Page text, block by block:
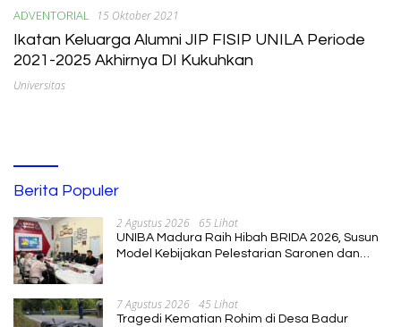
ADVENTORIAL 15 Oktober 2021
Ikatan Keluarga Alumni JIP FISIP UNILA Periode
2021-2025 Akhirnya DI Kukuhkan
Universitas
Berita Populer
2 Agustus 2026 65 Lihat
UNIBA Madura Raih Hibah BRIDA 2026, Susun
Model Kebijakan Pelestarian Saronen dan
7 Agustus 2026 45 Lihat
Tragedi Kematian Rohim di Desa Badur